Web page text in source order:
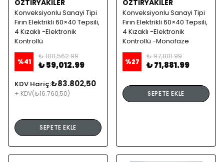
ÖZTİRYAKİLER
Konveksiyonlu Sanayi Tipi
Fırın Elektrikli 60×40 Tepsili,
4 Kızaklı -Elektronik
Kontrollü
%41
₺ 100,562.99
₺ 59,012.99
KDV Hariç:₺83.802,50
+ KDV(₺16.760,50)
SEPETE EKLE
ÖZTİRYAKİLER
Konveksiyonlu Sanayi Tipi
Fırın Elektrikli 60×40 Tepsili,
4 Kızaklı -Elektronik
Kontrollü -Monofaze
%27
₺ 97,801.99
₺ 71,881.99
SEPETE EKLE